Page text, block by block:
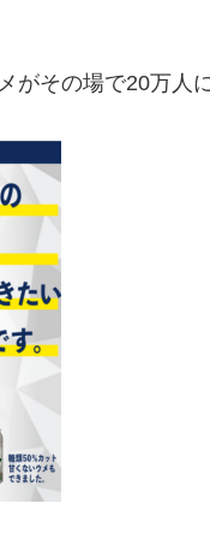
がその場で20万人